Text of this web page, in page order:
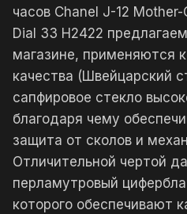
часов Chanel J-12
Dial 33 H2422
магазине, применяются
качества (Швейцарский
сапфировое стекло
благодаря чему
защита от сколов и
Отличительной чертой
перламутровый
которого обеспечивают